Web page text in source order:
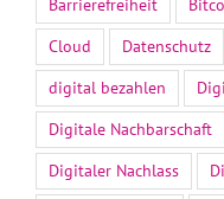
Barrierefreiheit
Cloud
Datenschutz
digital bezahlen
Digitale Nachbarschaft
Digitaler Nachlass